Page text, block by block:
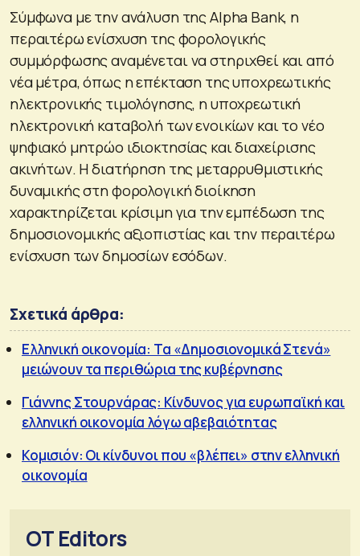
Σύμφωνα με την ανάλυση της Alpha Bank, η
περαιτέρω ενίσχυση της φορολογικής
συμμόρφωσης αναμένεται να στηριχθεί και από
νέα μέτρα, όπως η επέκταση της υποχρεωτικής
ηλεκτρονικής τιμολόγησης, η υποχρεωτική
ηλεκτρονική καταβολή των ενοικίων και το νέο
ψηφιακό μητρώο ιδιοκτησίας και διαχείρισης
ακινήτων. Η διατήρηση της μεταρρυθμιστικής
δυναμικής στη φορολογική διοίκηση
χαρακτηρίζεται κρίσιμη για την εμπέδωση της
δημοσιονομικής αξιοπιστίας και την περαιτέρω
ενίσχυση των δημοσίων εσόδων.
Σχετικά άρθρα:
Ελληνική οικονομία: Τα «Δημοσιονομικά Στενά»
μειώνουν τα περιθώρια της κυβέρνησης
Γιάννης Στουρνάρας: Κίνδυνος για ευρωπαϊκή και
ελληνική οικονομία λόγω αβεβαιότητας
Κομισιόν: Οι κίνδυνοι που «βλέπει» στην ελληνική
οικονομία
OT Editors